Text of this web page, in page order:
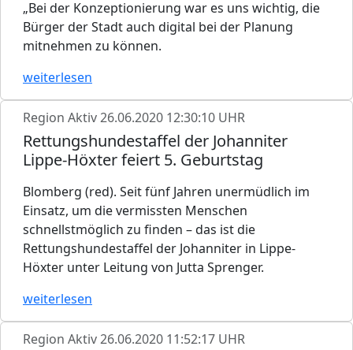
„Bei der Konzeptionierung war es uns wichtig, die
Bürger der Stadt auch digital bei der Planung
mitnehmen zu können.
weiterlesen
Region Aktiv26.06.2020 12:30:10 UHR
Rettungshundestaffel der Johanniter
Lippe-Höxter feiert 5. Geburtstag
Blomberg (red). Seit fünf Jahren unermüdlich im
Einsatz, um die vermissten Menschen
schnellstmöglich zu finden – das ist die
Rettungshundestaffel der Johanniter in Lippe-
Höxter unter Leitung von Jutta Sprenger.
weiterlesen
Region Aktiv26.06.2020 11:52:17 UHR